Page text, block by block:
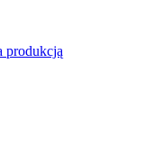
produkcją